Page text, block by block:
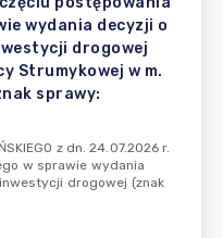
wydania decyzji o
drogowej
Strumykowej w m.
sprawy:
z dn. 24.07.2026 r.
w sprawie wydania
drogowej (znak